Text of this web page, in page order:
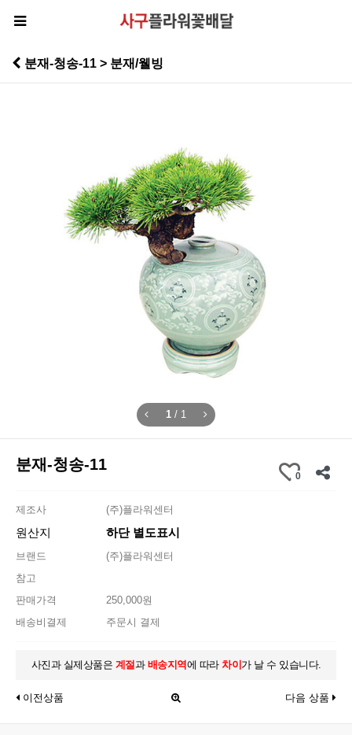
분재-청송-11 > 분재/웰빙
1 / 1
분재-청송-11
0
제조사 (주)플라워센터
원산지 하단 별도표시
브랜드
(주)플라워센터
참고
판매가격
250,000원
배송비결제
주문시 결제
사진과 실제상품은 계절과 배송지역에 따라 차이 가 날 수 있습니다.
이전상품 다음 상품